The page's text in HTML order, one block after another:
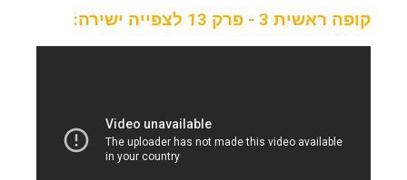
קופה ראשית 3 - פרק 13 לצפייה ישירה: